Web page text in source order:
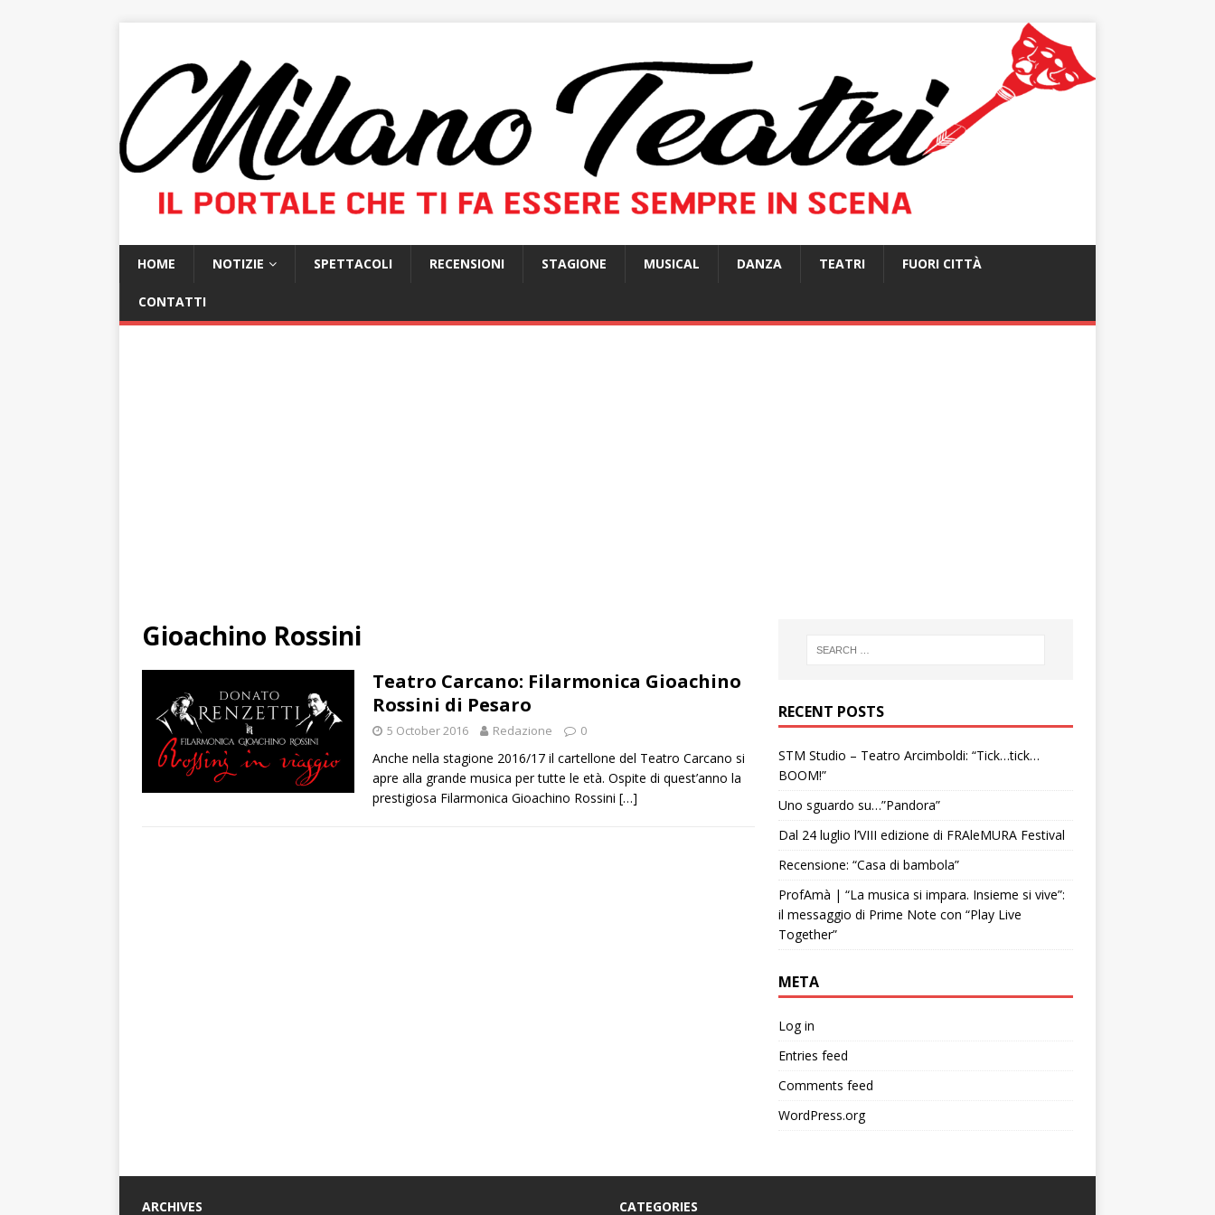
HOME NOTIZIE SPETTACOLI RECENSIONI STAGIONE MUSICAL DANZA TEATRI FUORI CITTÀ
CONTATTI
Gioachino Rossini
Teatro Carcano: Filarmonica Gioachino
Rossini di Pesaro
5 October 2016 Redazione 0
Anche nella stagione 2016/17 il cartellone del Teatro Carcano si
apre alla grande musica per tutte le età. Ospite di quest’anno la
prestigiosa Filarmonica Gioachino Rossini […]
RECENT POSTS
STM Studio – Teatro Arcimboldi: “Tick…tick…
BOOM!”
Uno sguardo su…”Pandora”
Dal 24 luglio l’VIII edizione di FRAleMURA Festival
Recensione: “Casa di bambola”
ProfAmà | “La musica si impara. Insieme si vive”:
il messaggio di Prime Note con “Play Live
Together”
META
Log in
Entries feed
Comments feed
WordPress.org
ARCHIVES CATEGORIES